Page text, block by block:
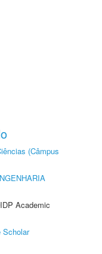
(Câmpus
Academic
Scholar